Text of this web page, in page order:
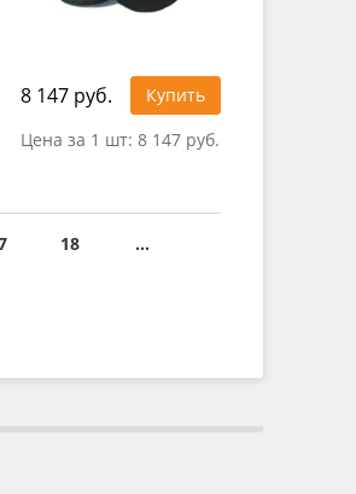
8 147 руб.
Купить
Цена за 1 шт:8 147 руб.
18 ...